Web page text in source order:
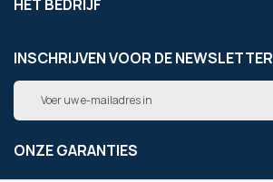
HET BEDRIJF
INSCHRIJVEN VOOR DE NEWSLETTER
Abonneer
op
onze
nieuwsbrief
ONZE GARANTIES